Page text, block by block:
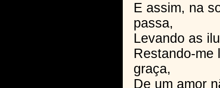
E assim, na
passa,
Levando as
Restando-me
graça,
De um amor